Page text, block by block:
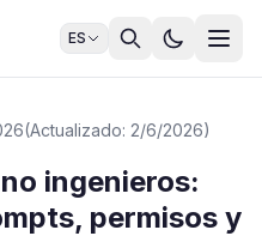
ES
(Actualizado: 2/6/2026)
ingenieros:
permisos y